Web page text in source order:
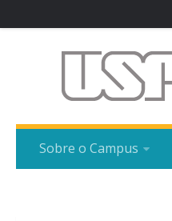
Sobre o Campus